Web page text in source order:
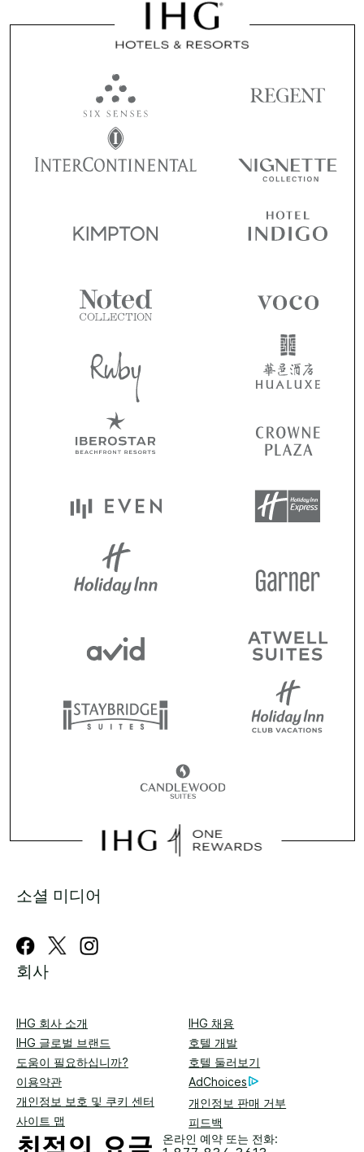
소셜 미디어
회사
IHG 회사 소개
IHG 채용
IHG 글로벌 브랜드
호텔 개발
도움이 필요하십니까?
호텔 둘러보기
이용약관
AdChoices
개인정보 보호 및 쿠키 센터
개인정보 판매 거부
사이트 맵
피드백
온라인 예약 또는 전화: